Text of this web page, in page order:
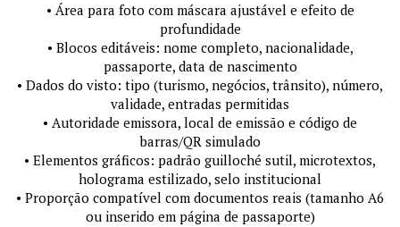
• Área para foto com máscara ajustável e efeito de
profundidade
• Blocos editáveis: nome completo, nacionalidade,
passaporte, data de nascimento
• Dados do visto: tipo (turismo, negócios, trânsito), número,
validade, entradas permitidas
• Autoridade emissora, local de emissão e código de
barras/QR simulado
• Elementos gráficos: padrão guilloché sutil, microtextos,
holograma estilizado, selo institucional
• Proporção compatível com documentos reais (tamanho A6
ou inserido em página de passaporte)